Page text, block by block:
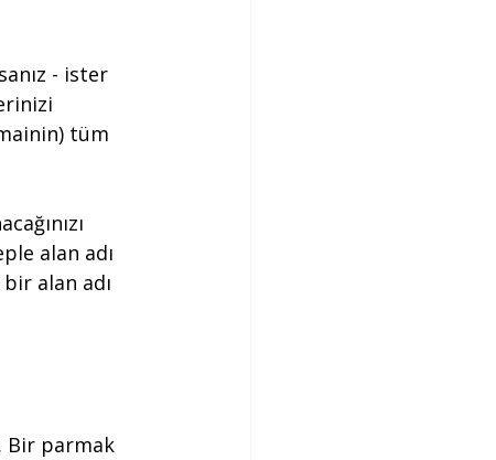
- ister
tüm
alan adı
alan adı
Bir parmak